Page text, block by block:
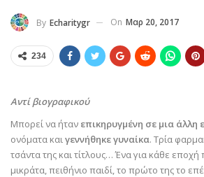
By Echaritygr On Μαρ 20, 2017
234
Αντί βιογραφικού
Μπορεί να ήταν επικηρυγμένη σε μια άλλη
ονόματα καιγεννήθηκε γυναίκα. Τρία
τσάντα της και τίτλους… Ένα για κάθε εποχή
μικράτα, πειθήνιο παιδί, το πρώτο της το